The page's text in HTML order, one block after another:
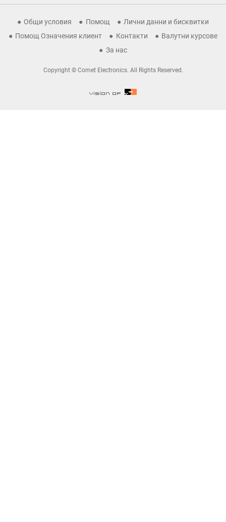
Общи условия Помощ
Лични данни и бисквитки
Помощ Означения клиент
Контакти
Валутни курсове
За нас
Copyright © Comet Electronics. All Rights Reserved.